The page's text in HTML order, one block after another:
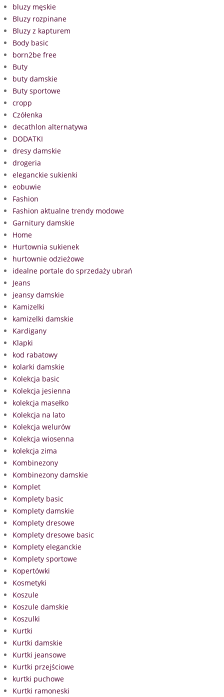
bluzy męskie
Bluzy rozpinane
Bluzy z kapturem
Body basic
born2be free
Buty
buty damskie
Buty sportowe
cropp
Czółenka
decathlon alternatywa
DODATKI
dresy damskie
drogeria
eleganckie sukienki
eobuwie
Fashion
Fashion aktualne trendy modowe
Garnitury damskie
Home
Hurtownia sukienek
hurtownie odzieżowe
idealne portale do sprzedaży ubrań
Jeans
jeansy damskie
Kamizelki
kamizelki damskie
Kardigany
Klapki
kod rabatowy
kolarki damskie
Kolekcja basic
Kolekcja jesienna
kolekcja masełko
Kolekcja na lato
Kolekcja welurów
Kolekcja wiosenna
kolekcja zima
Kombinezony
Kombinezony damskie
Komplet
Komplety basic
Komplety damskie
Komplety dresowe
Komplety dresowe basic
Komplety eleganckie
Komplety sportowe
Kopertówki
Kosmetyki
Koszule
Koszule damskie
Koszulki
Kurtki
Kurtki damskie
Kurtki jeansowe
Kurtki przejściowe
kurtki puchowe
Kurtki ramoneski